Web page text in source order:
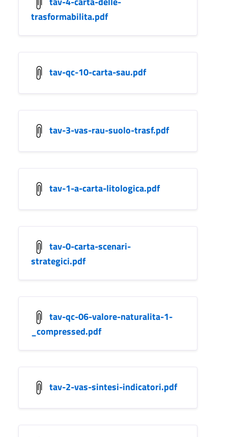
trasformabilita.pdf
tav-qc-10-carta-sau.pdf
tav-3-vas-rau-suolo-trasf.pdf
tav-1-a-carta-litologica.pdf
tav-0-carta-scenari-
strategici.pdf
tav-qc-06-valore-naturalita-1-
_compressed.pdf
tav-2-vas-sintesi-indicatori.pdf